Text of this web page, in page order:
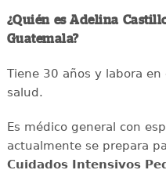
¿Quién es Adelina
Guatemala?
Tiene 30 años y labora en
salud.
Es médico general con
actualmente se prepara
Cuidados Intensivos